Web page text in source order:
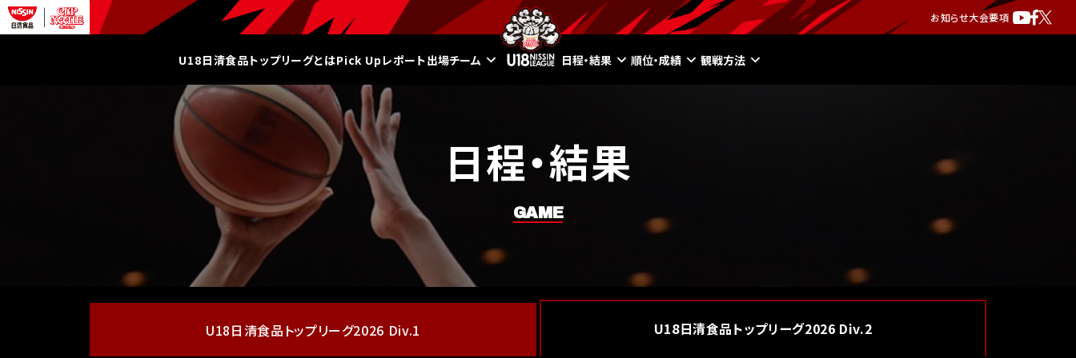
お知らせ大会要項
U18日清食品トップリーグとはPick Upレポート出場チーム 日程・結果 順位・成績 観戦方法
日程・結果
GAME
U18日清食品 トップリーグ2026 Div.1 U18日清食品トップリーグ2026 Div.2